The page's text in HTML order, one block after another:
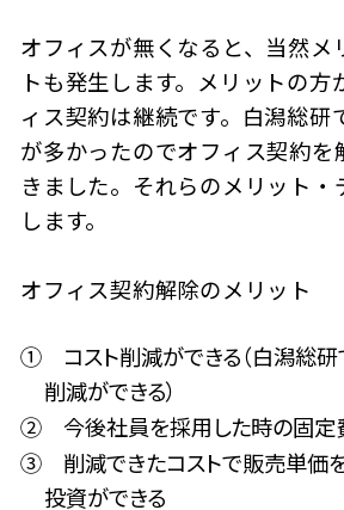
オフィスが無くなると、当然メ
トも発生します。メリットの方
ィス契約は継続です。白潟総研
が多かったのでオフィス契約を
きました。それらのメリット
します。
オフィス契約解除のメリット
① コスト削減ができる（白潟総
削減ができる）
② 今後社員を採用した時の固定
③ 削減できたコストで販売単価
投資ができる